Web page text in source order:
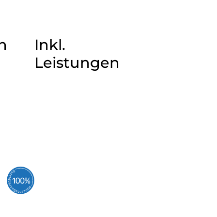
Inkl.
Leistungen